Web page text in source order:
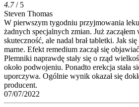
4.7/ 5
Steven Thomas
W pierwszym tygodniu przyjmowania
żadnych specjalnych zmian. Już
skuteczność, ale nadal brał tabletki. Jak się
marne. Efekt remedium zaczął się
Plemniki naprawdę stały się o rząd
około podwojeniu. Ponadto erekcja stała
uporczywa. Ogólnie wynik okazał się
producent.
07/07/2022